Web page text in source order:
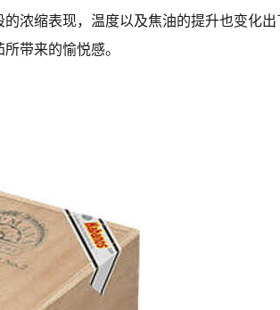
浓缩表现，温度以及焦油的提升也变化
带来的愉悦感。